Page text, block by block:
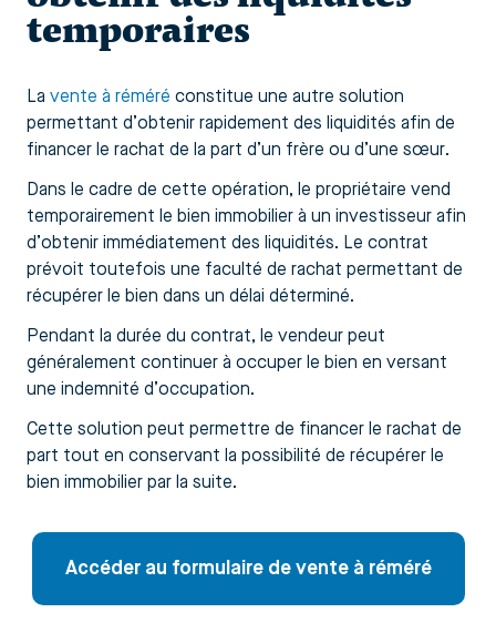
temporaires
La vente à réméré constitue une autre solution
permettant d’obtenir rapidement des liquidités afin de
financer le rachat de la part d’un frère ou d’une sœur.
Dans le cadre de cette opération, le propriétaire vend
temporairement le bien immobilier à un investisseur afin
d’obtenir immédiatement des liquidités. Le contrat
prévoit toutefois une faculté de rachat permettant de
récupérer le bien dans un délai déterminé.
Pendant la durée du contrat, le vendeur peut
généralement continuer à occuper le bien en versant
une indemnité d’occupation.
Cette solution peut permettre de financer le rachat de
part tout en conservant la possibilité de récupérer le
bien immobilier par la suite.
Accéder au formulaire de vente à réméré